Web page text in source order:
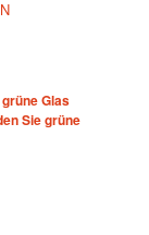
Glas
Sie grüne